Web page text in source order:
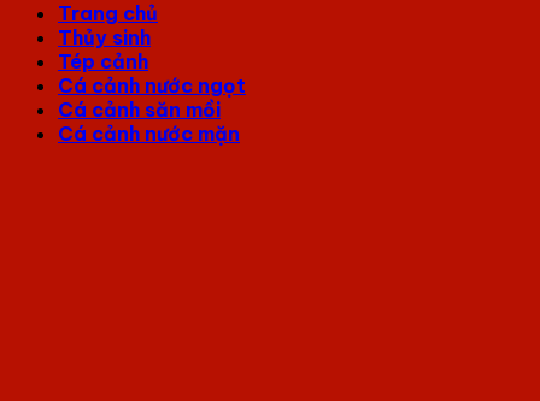
Trang chủ
Thủy sinh
Tép cảnh
Cá cảnh nước ngọt
Cá cảnh săn mồi
Cá cảnh nước mặn